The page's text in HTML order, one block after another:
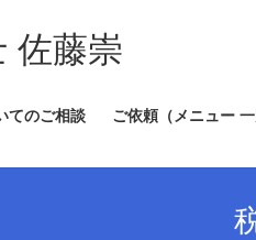
佐藤崇
てのご相談 ご依頼（メニュー 一